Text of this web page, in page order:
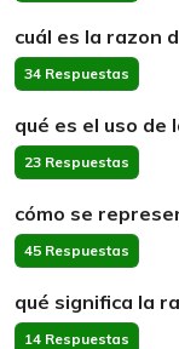
cuál es la razon
34 Respuestas
qué es el uso de
23 Respuestas
cómo se
45 Respuestas
qué significa la
14 Respuestas